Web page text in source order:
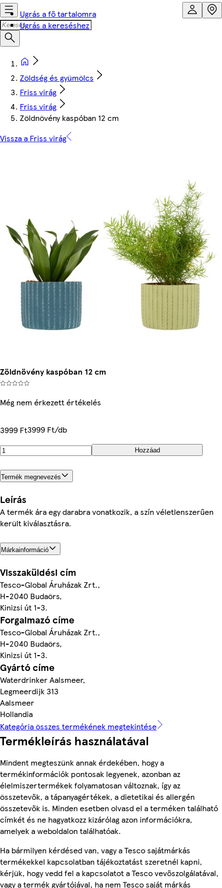
Ugrás a fő tartalomra
Ugrás a kereséshez
Zöldség és gyümölcs
Friss virág
Friss virág
Zöldnövény kaspóban 12 cm
Vissza a Friss virág
Zöldnövény kaspóban 12 cm
Még nem érkezett értékelés
3999 Ft3999 Ft/db
Hozzáad
Termék megnevezés
Leírás
A termék ára egy darabra vonatkozik, a szín véletlenszerűen
került kiválasztásra.
Márkainformáció
Visszaküldési cím
Tesco-Global Áruházak Zrt.,
H-2040 Budaörs,
Kinizsi út 1-3.
Forgalmazó címe
Tesco-Global Áruházak Zrt.,
H-2040 Budaörs,
Kinizsi út 1-3.
Gyártó címe
Waterdrinker Aalsmeer,
Legmeerdijk 313
Aalsmeer
Hollandia
Kategória összes termékének megtekintése
Termékleírás használatával
Mindent megteszünk annak érdekében, hogy a
termékinformációk pontosak legyenek, azonban az
élelmiszertermékek folyamatosan változnak, így az
összetevők, a tápanyagértékek, a dietetikai és allergén
összetevők is. Minden esetben olvasd el a terméken található
címkét és ne hagyatkozz kizárólag azon információkra,
amelyek a weboldalon találhatóak.
Ha bármilyen kérdésed van, vagy a Tesco sajátmárkás
termékekkel kapcsolatban tájékoztatást szeretnél kapni,
kérjük, hogy vedd fel a kapcsolatot a Tesco vevőszolgálatával,
vagy a termék gyártójával, ha nem Tesco saját márkás